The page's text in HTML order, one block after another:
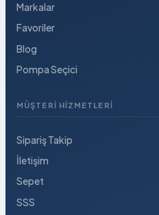
Markalar
Favoriler
Blog
Pompa Seçici
MÜŞTERI HIZMETLERI
Sipariş Takip
İletişim
Sepet
SSS